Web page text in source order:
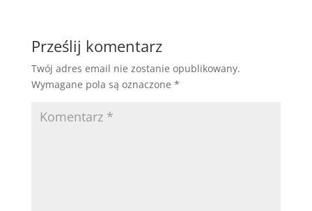
Prześlij komentarz
Twój adres email nie zostanie opublikowany.
Wymagane pola są oznaczone *